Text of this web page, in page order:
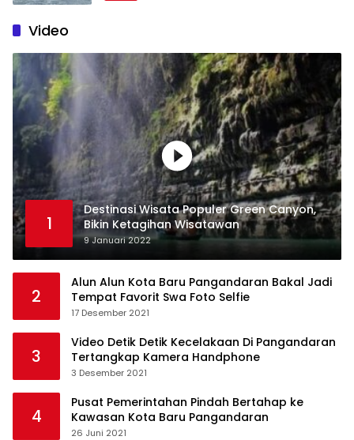
Video
1
Destinasi Wisata Populer Green Canyon,
Bikin Ketagihan Wisatawan
9 Januari 2022
2
Alun Alun Kota Baru Pangandaran Bakal Jadi
Tempat Favorit Swa Foto Selfie
17 Desember 2021
3
Video Detik Detik Kecelakaan Di Pangandaran
Tertangkap Kamera Handphone
3 Desember 2021
4
Pusat Pemerintahan Pindah Bertahap ke
Kawasan Kota Baru Pangandaran
26 Juni 2021